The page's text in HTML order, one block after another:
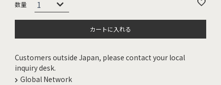
カートに入れる
Customers outside Japan, please contact your local
inquiry desk.
Global Network